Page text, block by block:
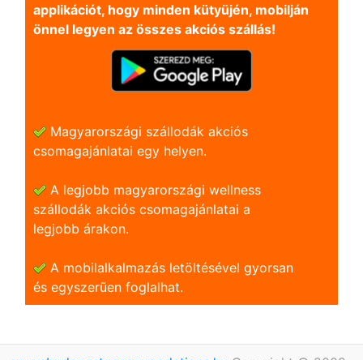
applikációt, hogy minden kütyüjén, mobilján
önnel legyen az összes akciós szállás!
Magyarországi szállodák akciós
csomagajánlatai egy helyen.
A legjobb magyarországi wellness
szállodák akciós csomagajánlatai a
legjobb árakon.
A mobilalkalmazás letöltésével gyorsan
és egyszerũen foglalhat.